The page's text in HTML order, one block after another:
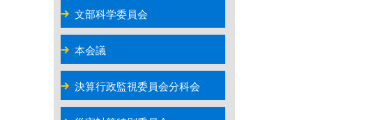
文部科学委員会
本会議
決算行政監視委員会分科会